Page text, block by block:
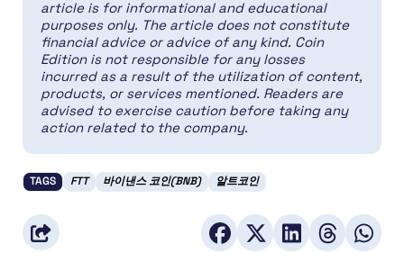
article is for informational and educational
purposes only. The article does not constitute
financial advice or advice of any kind. Coin
Edition is not responsible for any losses
incurred as a result of the utilization of content,
products, or services mentioned. Readers are
advised to exercise caution before taking any
action related to the company.
TAGS FTT 바이낸스 코인(BNB) 알트코인